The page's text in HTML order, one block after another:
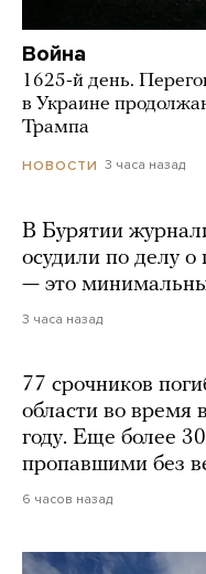
Война
1625-й день.
в Украине
Трампа
НОВОСТИ 3 часа назад
В Бурятии
осудили по делу
— это
3 часа назад
77 срочников
области во
году. Еще более
пропавшими без
6 часов назад